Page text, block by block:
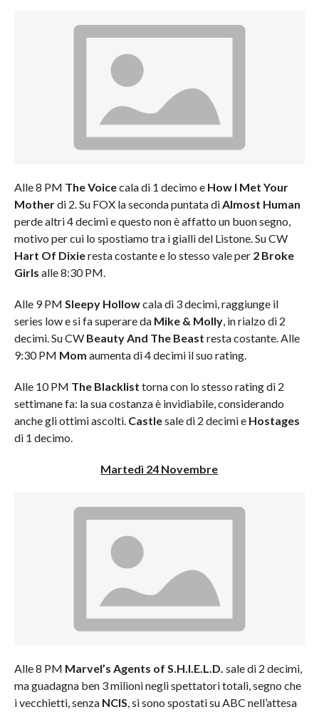
Alle 8 PM The Voicecala di 1 decimo e How I Met Your
Motherdi 2. Su FOX la seconda puntata di Almost Human
perde altri 4 decimi e questo non è affatto un buon segno,
motivo per cui lo spostiamo tra i gialli del Listone. Su CW
Hart Of Dixieresta costante e lo stesso vale per 2 Broke
Girls alle 8:30 PM.
Alle 9 PM Sleepy Hollowcala di 3 decimi, raggiunge il
series low e si fa superare da Mike & Molly, in rialzo di 2
decimi. Su CW Beauty And The Beast resta costante. Alle
9:30 PM Mom aumenta di 4 decimi il suo rating.
Alle 10 PM The Blacklist torna con lo stesso rating di 2
settimane fa: la sua costanza è invidiabile, considerando
anche gli ottimi ascolti. Castlesale di 2 decimi e Hostages
di 1 decimo.
Martedì 24 Novembre
Alle 8 PM Marvel’s Agents of S.H.I.E.L.D. sale di 2 decimi,
ma guadagna ben 3 milioni negli spettatori totali, segno che
i vecchietti, senza NCIS, si sono spostati su ABC nell’attesa